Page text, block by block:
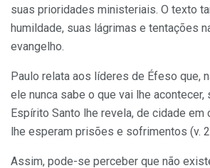
suas prioridades ministeriais. O texto
humildade, suas lágrimas e tentações
evangelho.
Paulo relata aos líderes de Éfeso que,
ele nunca sabe o que vai lhe acontecer,
Espírito Santo lhe revela, de cidade em
lhe esperam prisões e sofrimentos (v.
Assim, pode-se perceber que não